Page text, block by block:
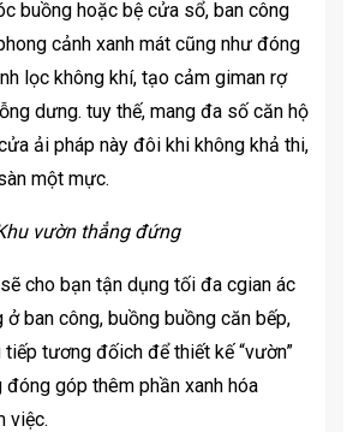
buồng hoặc bệ cửa sổ, ban công
cảnh xanh mát cũng như đóng
lọc không khí, tạo cảm giman rợ
dưng. tuy thế, mang đa số căn hộ
ải pháp này đôi khi không khả thi,
một mực.
vườn thẳng đứng
cho bạn tận dụng tối đa cgian ác
ban công, buồng buồng căn bếp,
tương đốich để thiết kế “vườn”
góp thêm phần xanh hóa
việc.